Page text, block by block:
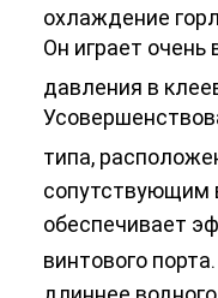
охлаждение
Он играет
давления в
типа,
сопутствующим
обеспечивает
винтового порта.
длиннее